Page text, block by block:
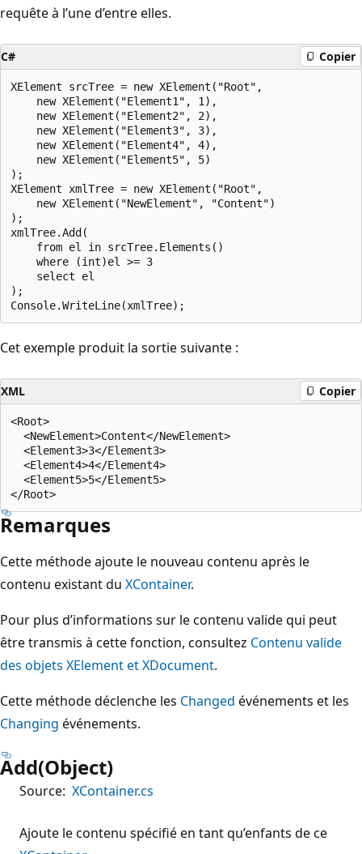
requête à l’une d’entre elles.
C# Copier
XElement srcTree = new XElement("Root",
    new XElement("Element1", 1),
    new XElement("Element2", 2),
    new XElement("Element3", 3),
    new XElement("Element4", 4),
    new XElement("Element5", 5)
);
XElement xmlTree = new XElement("Root",
    new XElement("NewElement", "Content")
);
xmlTree.Add(
    from el in srcTree.Elements()
    where (int)el >= 3
    select el
);
Cet exemple produit la sortie suivante :
XML Copier
<Root>
  <NewElement>Content</NewElement>
  <Element3>3</Element3>
  <Element4>4</Element4>
  <Element5>5</Element5>
Remarques
Cette méthode ajoute le nouveau contenu après le
contenu existant du XContainer.
Pour plus d’informations sur le contenu valide qui peut
être transmis à cette fonction, consultez Contenu valide
des objets XElement et XDocument.
Cette méthode déclenche les Changed événements et les
Changing événements.
Add(Object)
Source: XContainer.cs
Ajoute le contenu spécifié en tant qu’enfants de ce